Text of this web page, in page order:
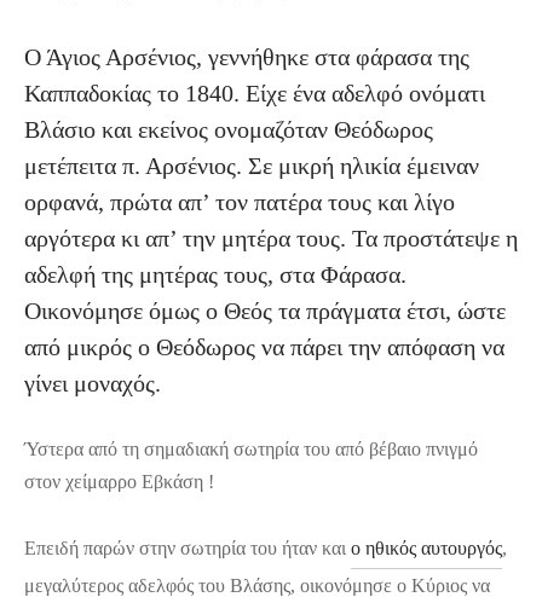
Ο Άγιος Αρσένιος, γεννήθηκε στα φάρασα της
Καππαδοκίας το 1840. Είχε ένα αδελφό ονόματι
Βλάσιο και εκείνος ονομαζόταν Θεόδωρος
μετέπειτα π. Αρσένιος. Σε μικρή ηλικία έμειναν
ορφανά, πρώτα απ’ τον πατέρα τους και λίγο
αργότερα κι απ’ την μητέρα τους. Τα προστάτεψε η
αδελφή της μητέρας τους, στα Φάρασα.
Οικονόμησε όμως ο Θεός τα πράγματα έτσι, ώστε
από μικρός ο Θεόδωρος να πάρει την απόφαση να
γίνει μοναχός.
Ύστερα από τη σημαδιακή σωτηρία του από βέβαιο πνιγμό
στον χείμαρρο Εβκάση !
Επειδή παρών στην σωτηρία του ήταν και ο ηθικός αυτουργός,
μεγαλύτερος αδελφός του Βλάσης, οικονόμησε ο Κύριος να